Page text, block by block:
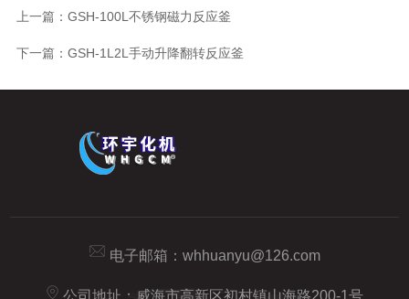
上一篇： GSH-100L不锈钢磁力反应釜
下一篇： GSH-1L2L手动升降翻转反应釜
电子邮箱： whhuanyu@126.com
公司地址：威海市高新区初村镇山海路200-1号